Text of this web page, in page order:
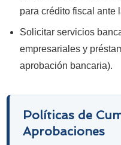
para crédito fiscal ante
Solicitar servicios
empresariales y
aprobación bancaria).
Políticas de
Aprobaciones